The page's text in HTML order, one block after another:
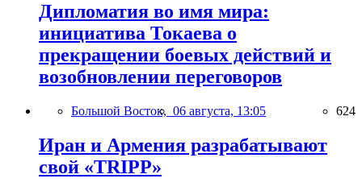
Дипломатия во имя мира:
инициатива Токаева о
прекращении боевых действий и
возобновлении переговоров
Большой Восток, 06 августа, 13:05 624
Иран и Армения разрабатывают
свой «TRIPP»